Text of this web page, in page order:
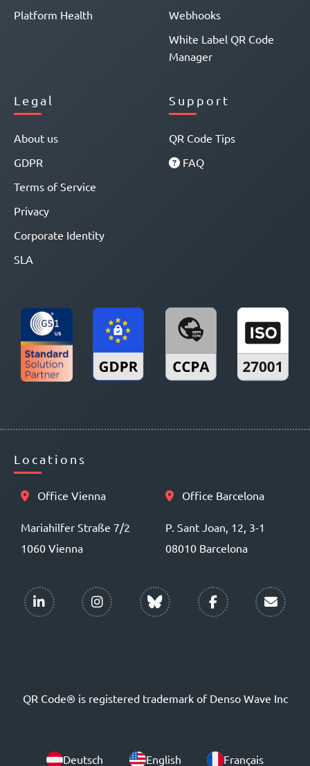
Platform Health
Webhooks
White Label QR Code
Manager
Legal
About us
GDPR
Terms of Service
Privacy
Corporate Identity
SLA
Support
QR Code Tips
FAQ
Locations
Office Vienna
Mariahilfer Straße 7/2
1060 Vienna
Office Barcelona
P. Sant Joan, 12, 3-1
08010 Barcelona
QR Code® is registered trademark of Denso Wave Inc
Deutsch English Français